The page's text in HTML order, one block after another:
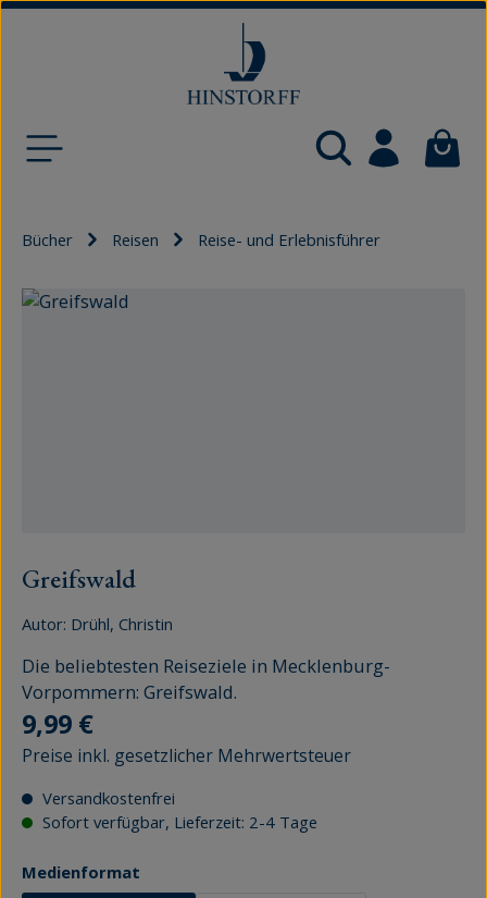
Bücher Reisen Reise- und Erlebnisführer
Bildergalerie überspringen
Greifswald
Autor: Drühl, Christin
Die beliebtesten Reiseziele in Mecklenburg-
Vorpommern: Greifswald.
Regulärer Preis:
9,99 €
Preise inkl. gesetzlicher Mehrwertsteuer
Versandkostenfrei
Sofort verfügbar, Lieferzeit: 2-4 Tage
Medienformat